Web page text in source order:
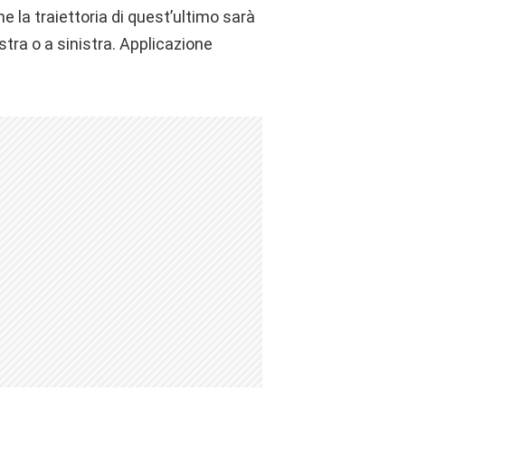
la traiettoria di quest’ultimo sarà
o a sinistra. Applicazione